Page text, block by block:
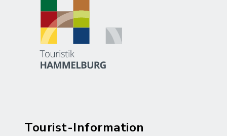
Tourist-Information